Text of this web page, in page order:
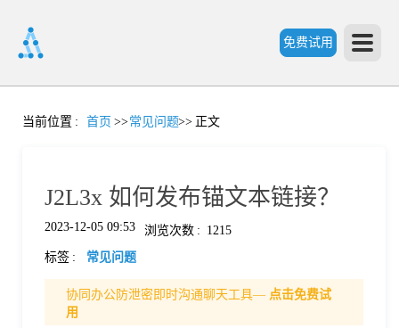
免费试用
首
当前位置 : 首页 >>常见问题>> 正文
J2L3x 如何发布锚文本链接？
2023-12-05 09:53 浏览次数 : 1215
标签 : 常见问题
协同办公防泄密即时沟通聊天工具— 点击免费试
用